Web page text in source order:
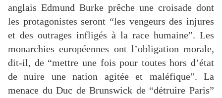
anglais Edmund Burke prêche une croisade dont
les protagonistes seront “les vengeurs des injures
et des outrages infligés à la race humaine”. Les
monarchies européennes ont l’obligation morale,
dit-il, de “mettre une fois pour toutes hors d’état
de nuire une nation agitée et maléfique”. La
menace du Duc de Brunswick de “détruire Paris”